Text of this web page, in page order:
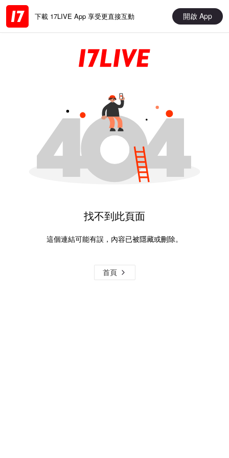
下載 17LIVE App 享受更直接互動 開啟 App
找不到此頁面
這個連結可能有誤，內容已被隱藏或刪除。
首頁